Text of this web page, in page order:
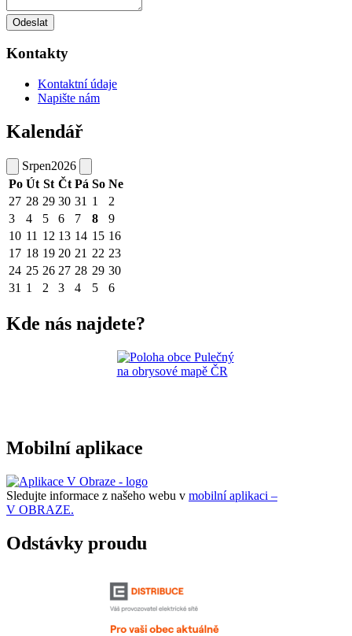
Odeslat
Kontakty
Kontaktní údaje
Napište nám
Kalendář
Srpen2026
Po Út St Čt Pá So Ne
27 28 29 30 31 1
2
3
4 5 6 7 8
9
10 11 12 13 14 15 16
17 18 19 20 21 22 23
24 25 26 27 28 29 30
31 1 2 3 4 5 6
Kde nás najdete?
Mobilní aplikace
Sledujte informace z našeho webu v mobilní aplikaci –
V OBRAZE.
Odstávky proudu